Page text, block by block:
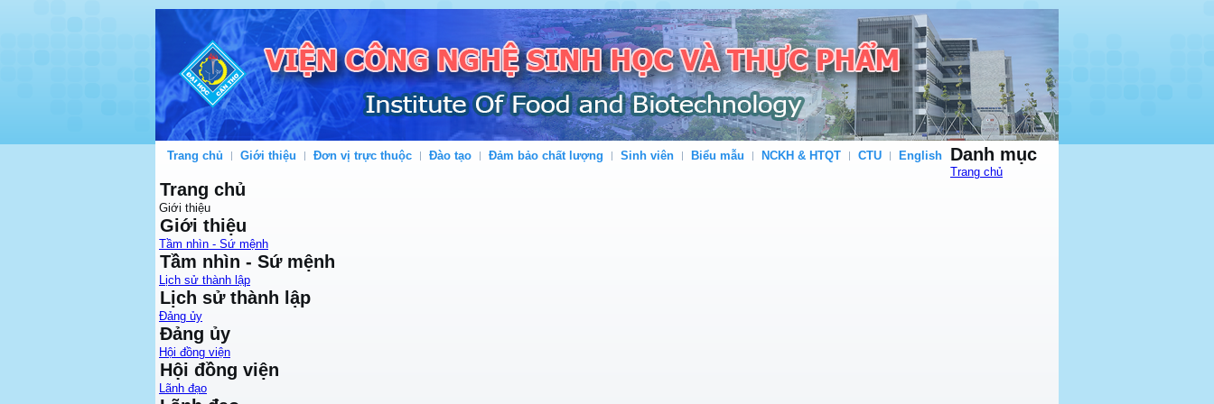
Trang chủ Giới thiệu Đơn vị trực thuộc Đào tạo Đảm bảo chất lượng Sinh viên Biểu mẫu NCKH & HTQT CTU English Danh mục
Trang chủ
Trang chủ
Giới thiệu
Giới thiệu
Tầm nhìn - Sứ mệnh
Tầm nhìn - Sứ mệnh
Lịch sử thành lập
Lịch sử thành lập
Đảng ủy
Đảng ủy
Hội đồng viện
Hội đồng viện
Lãnh đạo